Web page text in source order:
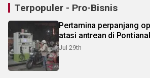
Terpopuler - Pro-Bisnis
Pertamina perpanjang
atasi antrean di
Jul 29th